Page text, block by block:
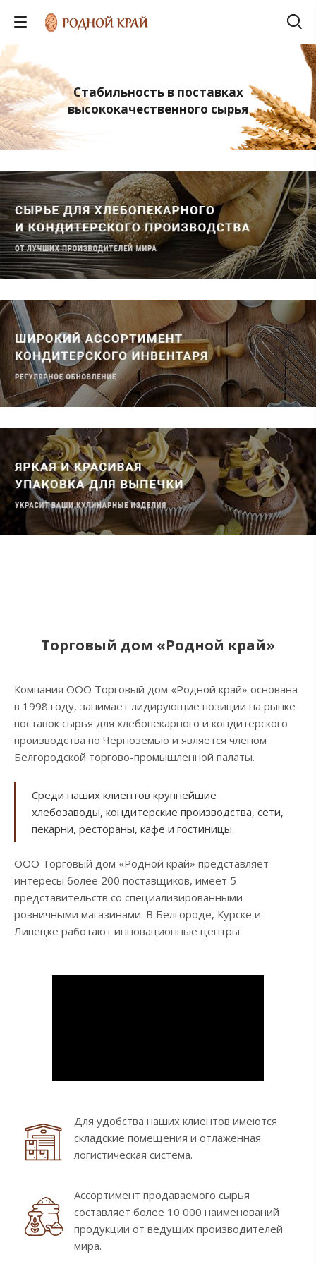
Стабильность в поставках
высококачественного сырья
Торговый дом «Родной край»
Компания ООО Торговый дом «Родной край» основана
в 1998 году, занимает лидирующие позиции на рынке
поставок сырья для хлебопекарного и кондитерского
производства по Черноземью и является членом
Белгородской торгово-промышленной палаты.
Среди наших клиентов крупнейшие
хлебозаводы, кондитерские производства, сети,
пекарни, рестораны, кафе и гостиницы.
ООО Торговый дом «Родной край» представляет
интересы более 200 поставщиков, имеет 5
представительств со специализированными
розничными магазинами. В Белгороде, Курске и
Липецке работают инновационные центры.
Для удобства наших клиентов имеются
складские помещения и отлаженная
логистическая система.
Ассортимент продаваемого сырья
составляет более 10 000 наименований
продукции от ведущих производителей
мира.